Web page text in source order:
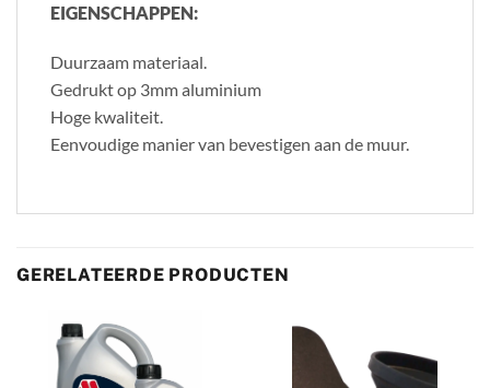
EIGENSCHAPPEN:
Duurzaam materiaal.
Gedrukt op 3mm aluminium
Hoge kwaliteit.
Eenvoudige manier van bevestigen aan de muur.
GERELATEERDE PRODUCTEN